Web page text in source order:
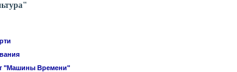
"Машины Времени"